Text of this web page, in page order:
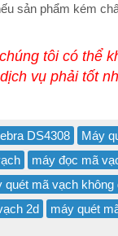
sản phẩm kém
tôi có thể
vụ phải tốt
DS4308 Máy
máy đọc mã
quét mã vạch không
2d máy quét